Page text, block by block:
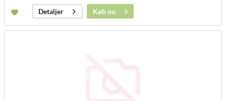
Detaljer
Køb nu